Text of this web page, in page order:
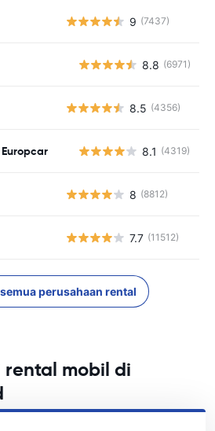
9 (7437)
8.8 (6971)
8.5 (4356)
8.1 (4319)
8 (8812)
7.7 (11512)
perusahaan rental
rental mobil di
utama kami di Sandefjord